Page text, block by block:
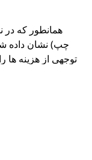
همانطور که
چپ) نشان داده
توجهی از هزینه
آن است. با
تحویل کامل